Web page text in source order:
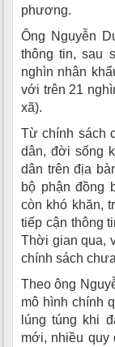
phương.
Ông Nguyễn
thông tin, sau
nghìn nhân
với trên 21
xã).
Từ chính sách
dân, đời sống
dân trên địa
bộ phận đồng
còn khó khăn,
tiếp cận thông
Thời gian qua,
chính sách
Theo ông
mô hình chính
lúng túng khi
mới, nhiều quy